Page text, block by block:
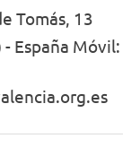
Tomás, 13
España Móvil: